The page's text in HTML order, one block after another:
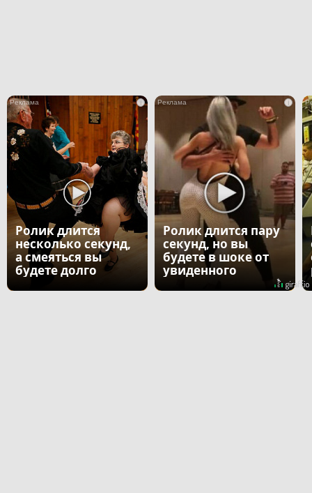
i
Ролик длится
несколько секунд,
а смеяться вы
будете долго
i
Ролик длится пару
секунд, но вы
будете в шоке от
увиденного